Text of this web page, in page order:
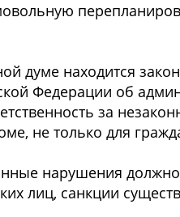
думе находится
Федерации об
за
не только для
нарушения
лиц, санкции